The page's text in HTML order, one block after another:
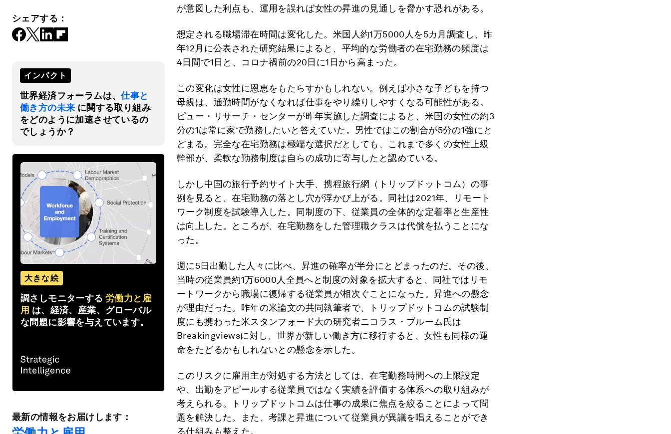
シェアする：
インパクト
世界経済フォーラムは、仕事と
働き方の未来 に関する取り組み
をどのように加速させているの
でしょうか？
大きな絵
調さしモニターする 労働力と雇
用 は、経済、産業、グローバル
な問題に影響を与えています。
最新の情報をお届けします：
が意図した利点も、運用を誤れば女性の昇進の見通しを脅かす恐れがある。
想定される職場滞在時間は変化した。米国人約1万5000人を5カ月調査し、昨
年12月に公表された研究結果によると、平均的な労働者の在宅勤務の頻度は
4日間で1日と、コロナ禍前の20日に1日から高まった。
この変化は女性に恩恵をもたらすかもしれない。例えば小さな子どもを持つ
母親は、通勤時間がなくなれば仕事をやり繰りしやすくなる可能性がある。
ピュー・リサーチ・センターが昨年実施した調査によると、米国の女性の約3
分の1は常に家で勤務したいと答えていた。男性ではこの割合が5分の1強にと
どまる。完全な在宅勤務は極端な選択だとしても、これまで多くの女性上級
幹部が、柔軟な勤務制度は自らの成功に寄与したと認めている。
しかし中国の旅行予約サイト大手、携程旅行網（トリップドットコム）の事
例を見ると、在宅勤務の落とし穴が浮かび上がる。同社は2021年、リモート
ワーク制度を試験導入した。同制度の下、従業員の全体的な定着率と生産性
は向上した。ところが、在宅勤務をした管理職クラスは代償を払うことにな
った。
週に5日出勤した人々に比べ、昇進の確率が半分にとどまったのだ。その後、
当時の従業員約1万6000人全員へと制度の対象を拡大すると、同社ではリモ
ートワークから職場に復帰する従業員が相次ぐことになった。昇進への懸念
が理由だった。昨年の米論文の共同執筆者で、トリップドットコムの試験制
度にも携わった米スタンフォード大の研究者ニコラス・ブルーム氏は
Breakingviewsに対し、世界が新しい働き方に移行すると、女性も同様の運
命をたどるかもしれないとの懸念を示した。
このリスクに雇用主が対処する方法としては、在宅勤務時間への上限設定
や、出勤をアピールする従業員ではなく実績を評価する体系への取り組みが
考えられる。トリップドットコムは仕事の成果に焦点を絞ることによって問
題を解決した。また、考課と昇進について従業員が異議を唱えることができ
る仕組みも整えた。